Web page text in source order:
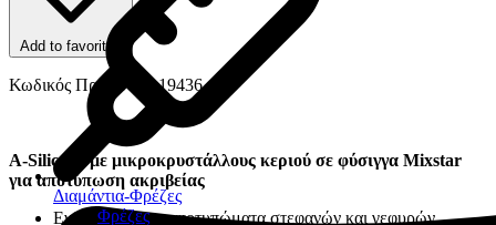
Διαμάντια-Φρέζες
Φρέζες
Add to favorites
Κωδικός Προϊόντος: 19436
A-Silicone με μικροκρυστάλλους κεριού σε φύσιγγα Mixstar
για αποτύπωση ακριβείας
Ενδείκνυται για αποτυπώματα στεφανών και γεφυρών,